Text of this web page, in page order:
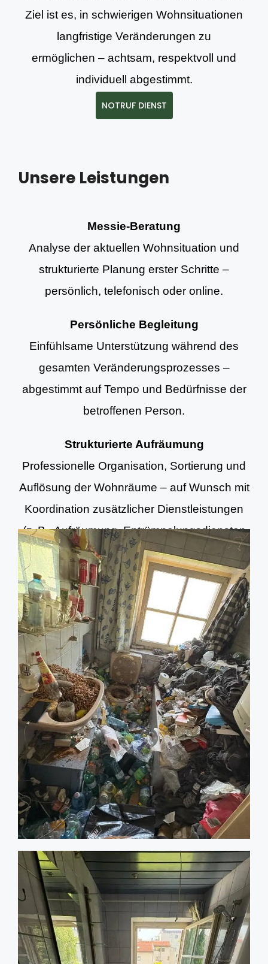
Ziel ist es, in schwierigen Wohnsituationen
langfristige Veränderungen zu
ermöglichen – achtsam, respektvoll und
individuell abgestimmt.
NOTRUF DIENST
Unsere Leistungen
Messie-Beratung
Analyse der aktuellen Wohnsituation und
strukturierte Planung erster Schritte –
persönlich, telefonisch oder online.
Persönliche Begleitung
Einfühlsame Unterstützung während des
gesamten Veränderungsprozesses –
abgestimmt auf Tempo und Bedürfnisse der
betroffenen Person.
Strukturierte Aufräumung
Professionelle Organisation, Sortierung und
Auflösung der Wohnräume – auf Wunsch mit
Koordination zusätzlicher Dienstleistungen
(z. B. Aufräumung, Entrümpelungsdiensten
und Grundreinigung).